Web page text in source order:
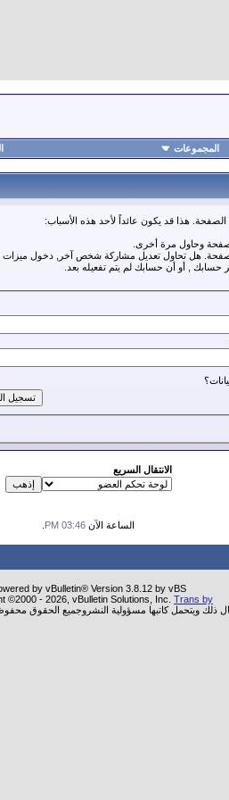
المجموعات
هذا قد يكون عائداً لأحد هذه الأسباب:
وحاول مرة أخرى.
هل تحاول تعديل مشاركة شخص آخر, دخول ميزات
حسابك , أو أن حسابك لم يتم تفعيله بعد.
الانتقال السريع
الساعة الآن 03:46 PM
by vBulletin® Version 3.8.12 by vBS
©2000 - 2026, vBulletin Solutions, Inc. Trans by
ذلك ويتحمل كاتبها مسؤولية النشروجميع الحقوق